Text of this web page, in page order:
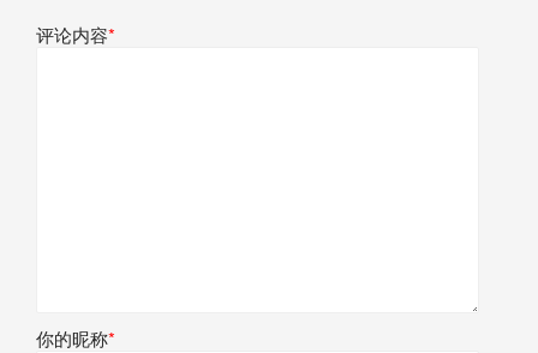
评论内容*
你的昵称*